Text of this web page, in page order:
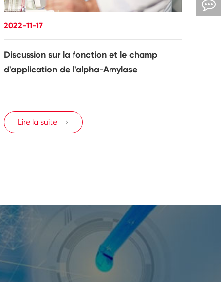
2022-11-17
Discussion sur la fonction et le champ
d'application de l'alpha-Amylase
Lire la suite 